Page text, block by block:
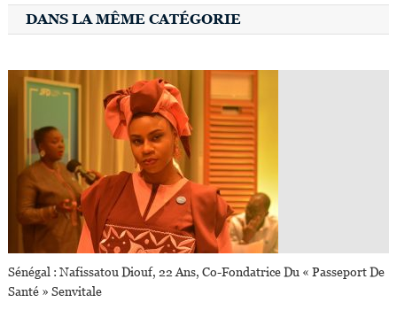
DANS LA MÊME CATÉGORIE
Sénégal : Nafissatou Diouf, 22 Ans, Co-Fondatrice Du « Passeport De
Santé » Senvitale